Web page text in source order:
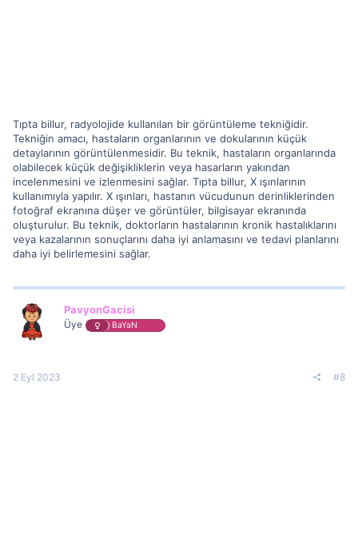
Tıpta billur, radyolojide kullanılan bir görüntüleme tekniğidir.
Tekniğin amacı, hastaların organlarının ve dokularının küçük
detaylarının görüntülenmesidir. Bu teknik, hastaların organlarında
olabilecek küçük değişikliklerin veya hasarların yakından
incelenmesini ve izlenmesini sağlar. Tıpta billur, X ışınlarının
kullanımıyla yapılır. X ışınları, hastanın vücudunun derinliklerinden
fotoğraf ekranına düşer ve görüntüler, bilgisayar ekranında
oluşturulur. Bu teknik, doktorların hastalarının kronik hastalıklarını
veya kazalarının sonuçlarını daha iyi anlamasını ve tedavi planlarını
daha iyi belirlemesini sağlar.
PavyonGacisi
Üye BaYaN
2 Eyl 2023 #8